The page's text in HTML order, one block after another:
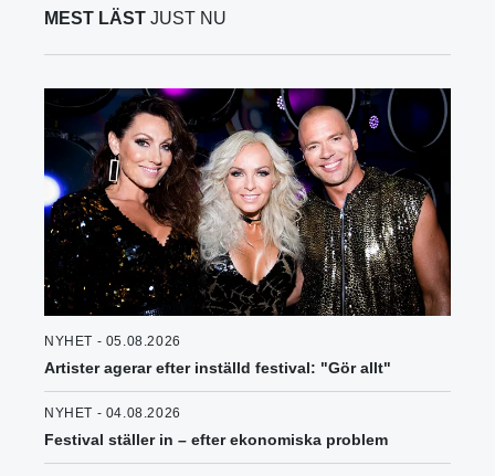
MEST LÄST JUST NU
NYHET - 05.08.2026
Artister agerar efter inställd festival: "Gör allt"
NYHET - 04.08.2026
Festival ställer in – efter ekonomiska problem